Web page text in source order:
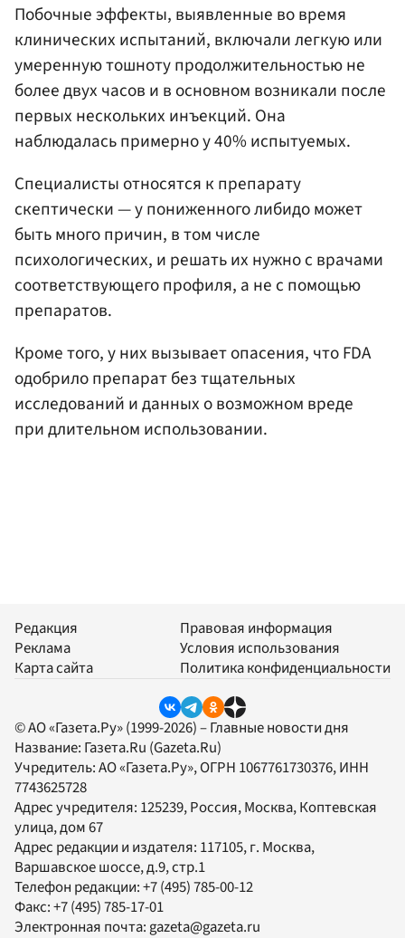
Побочные эффекты, выявленные во время
клинических испытаний, включали легкую или
умеренную тошноту продолжительностью не
более двух часов и в основном возникали после
первых нескольких инъекций. Она
наблюдалась примерно у 40% испытуемых.
Специалисты относятся к препарату
скептически — у пониженного либидо может
быть много причин, в том числе
психологических, и решать их нужно с врачами
соответствующего профиля, а не с помощью
препаратов.
Кроме того, у них вызывает опасения, что FDA
одобрило препарат без тщательных
исследований и данных о возможном вреде
при длительном использовании.
Редакция
Реклама
Карта сайта
Правовая информация
Условия использования
Политика конфиденциальности
© АО «Газета.Ру» (1999-2026) – Главные новости дня
Название: Газета.Ru (Gazeta.Ru)
Учредитель:АО «Газета.Ру», ОГРН 1067761730376, ИНН
7743625728
Адрес учредителя: 125239, Россия, Москва, Коптевская
улица, дом 67
Адрес редакции и издателя: 117105, г. Москва,
Варшавское шоссе, д.9, стр.1
Телефон редакции:+7 (495) 785-00-12
Факс:+7 (495) 785-17-01
Электронная почта:gazeta@gazeta.ru